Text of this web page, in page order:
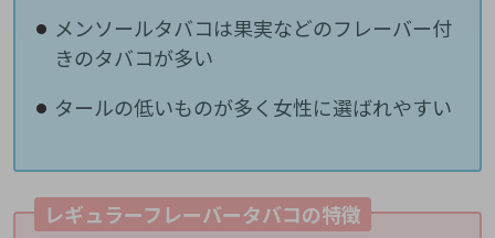
メンソールタバコは果実などのフレーバー付
きのタバコが多い
タールの低いものが多く女性に選ばれやすい
レギュラーフレーバータバコの特徴